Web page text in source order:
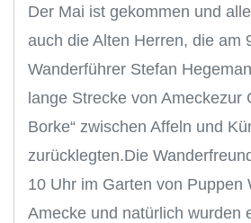
Der Mai ist gekommen und
auch die Alten Herren, die am
Wanderführer Stefan
lange Strecke von Ameckezur
Borke“ zwischen Affeln und
zurücklegten.Die
10 Uhr im Garten von Puppen
Amecke und natürlich